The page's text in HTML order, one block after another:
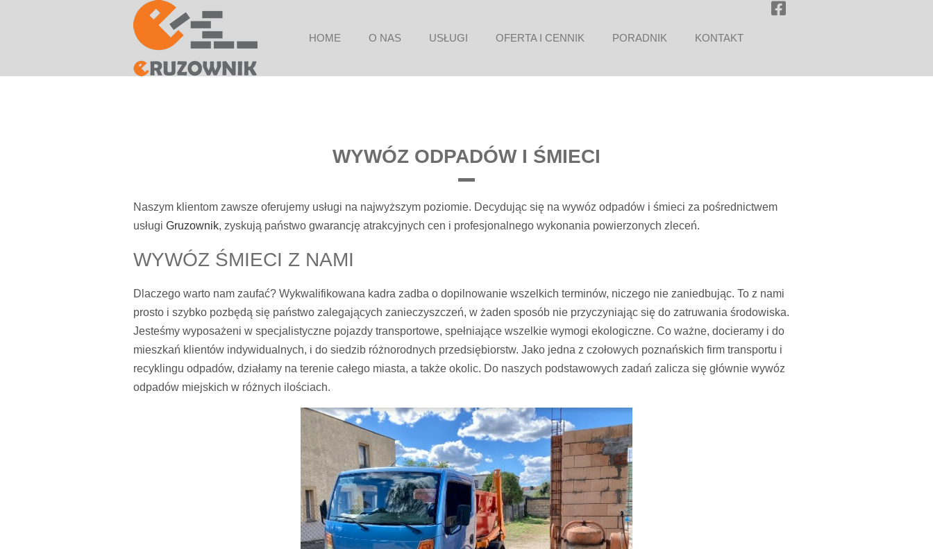
HOME O NAS USŁUGI OFERTA I CENNIK PORADNIK KONTAKT
WYWÓZ ODPADÓW I ŚMIECI
Naszym klientom zawsze oferujemy usługi na najwyższym poziomie. Decydując się na wywóz odpadów i śmieci za pośrednictwem
usługi Gruzownik, zyskują państwo gwarancję atrakcyjnych cen i profesjonalnego wykonania powierzonych zleceń.
WYWÓZ ŚMIECI Z NAMI
Dlaczego warto nam zaufać? Wykwalifikowana kadra zadba o dopilnowanie wszelkich terminów, niczego nie zaniedbując. To z nami
prosto i szybko pozbędą się państwo zalegających zanieczyszczeń, w żaden sposób nie przyczyniając się do zatruwania środowiska.
Jesteśmy wyposażeni w specjalistyczne pojazdy transportowe, spełniające wszelkie wymogi ekologiczne. Co ważne, docieramy i do
mieszkań klientów indywidualnych, i do siedzib różnorodnych przedsiębiorstw. Jako jedna z czołowych poznańskich firm transportu i
recyklingu odpadów, działamy na terenie całego miasta, a także okolic. Do naszych podstawowych zadań zalicza się głównie wywóz
odpadów miejskich w różnych ilościach.